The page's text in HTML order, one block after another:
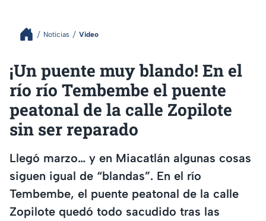
Noticias Video
¡Un puente muy blando! En el
río río Tembembe el puente
peatonal de la calle Zopilote
sin ser reparado
Llegó marzo… y en Miacatlán algunas cosas
siguen igual de “blandas”. En el río
Tembembe, el puente peatonal de la calle
Zopilote quedó todo sacudido tras las